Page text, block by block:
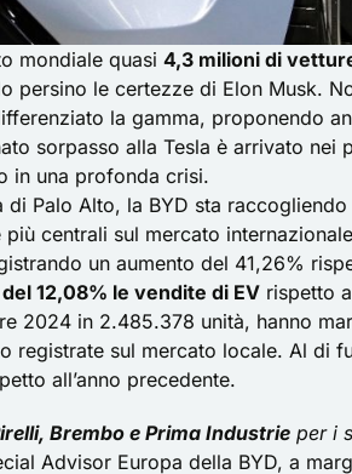
mondiale quasi 4,3 milioni di
persino le certezze di Elon Musk.
la gamma, proponendo
sorpasso alla Tesla è arrivato nei
in una profonda crisi.
Palo Alto, la BYD sta
centrali sul mercato
un aumento del 41,26%
12,08% le vendite di EV rispetto
2024 in 2.485.378 unità, hanno
registrate sul mercato locale. Al di
all’anno precedente.
Brembo e Prima Industrie per i
Advisor Europa della BYD, a